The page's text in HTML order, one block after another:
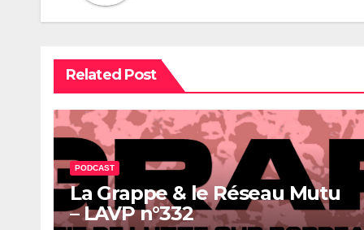
Related Post
PODCAST
La Grappe & le Réseau Mutu
– LAVP n°332